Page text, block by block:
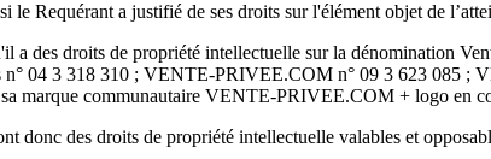
le Requérant a justifié de ses droits sur l'élément objet de
a des droits de propriété intellectuelle sur la dénomination
04 3 318 310 ; VENTE-PRIVEE.COM n° 09 3 623 085
marque communautaire VENTE-PRIVEE.COM + logo en
donc des droits de propriété intellectuelle valables et